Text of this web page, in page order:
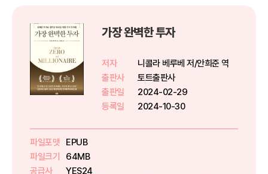
가장 완벽한 투자
저자
니콜라 베루베 저/안희준 역
출판사
토트출판사
출판일
2024-02-29
등록일
2024-10-30
파일포맷
EPUB
파일크기
64MB
공급사
YES24